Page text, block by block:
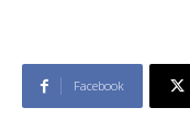
Facebook